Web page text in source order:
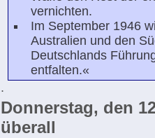
vernichten.
Im September 1946
Australien und den
Deutschlands
entfalten.«
.
Donnerstag, den
überall